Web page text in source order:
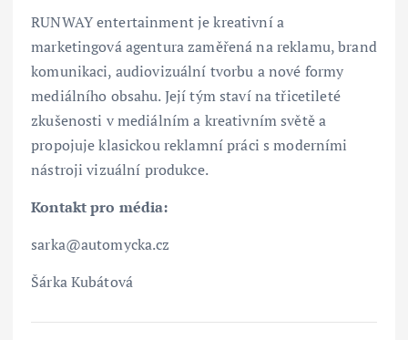
RUNWAY entertainment je kreativní a
marketingová agentura zaměřená na reklamu, brand
komunikaci, audiovizuální tvorbu a nové formy
mediálního obsahu. Její tým staví na třicetileté
zkušenosti v mediálním a kreativním světě a
propojuje klasickou reklamní práci s moderními
nástroji vizuální produkce.
Kontakt pro média:
sarka@automycka.cz
Šárka Kubátová